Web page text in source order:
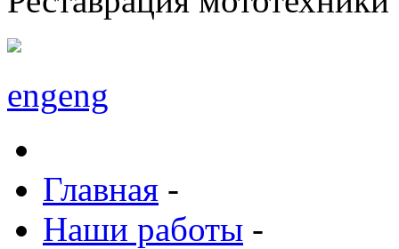
engeng
Главная -
Наши работы -